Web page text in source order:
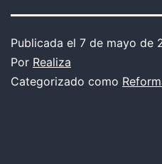
Publicada el 7 de mayo de
Por Realiza
Categorizado como